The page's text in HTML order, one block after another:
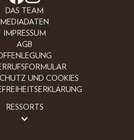
DAS TEAM
MEDIADATEN
IMPRESSUM
AGB
UND COOKIES
RESSORTS